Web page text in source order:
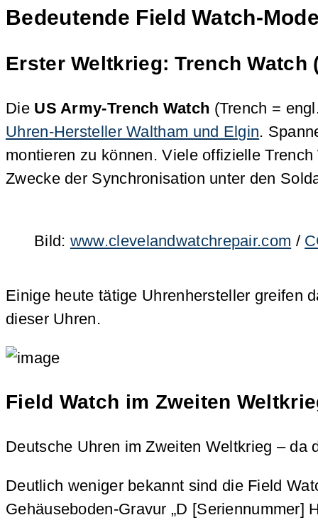
Bedeutende Field Watch-
Erster Weltkrieg: Trench Watch
Die US Army-Trench Watch (Trench =
Uhren-Hersteller Waltham und Elgin.
montieren zu können. Viele offizielle
Zwecke der Synchronisation unter den
Bild: www.clevelandwatchrepair.com /
Einige heute tätige Uhrenhersteller greifen
dieser Uhren.
Field Watch im Zweiten
Deutsche Uhren im Zweiten Weltkrieg –
Deutlich weniger bekannt sind die Field
Gehäuseboden-Gravur „D [Seriennummer]